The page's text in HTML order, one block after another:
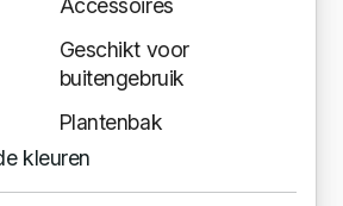
Accessoires
Geschikt voor
buitengebruik
Plantenbak
kleuren